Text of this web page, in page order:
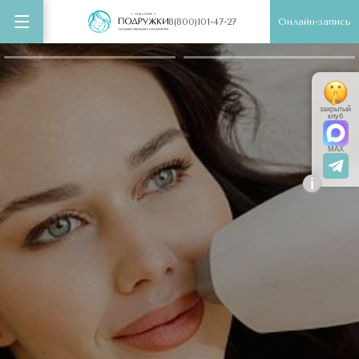
8(800)101-47-27 Онлайн-запись
i
закрытый
клуб
MAX